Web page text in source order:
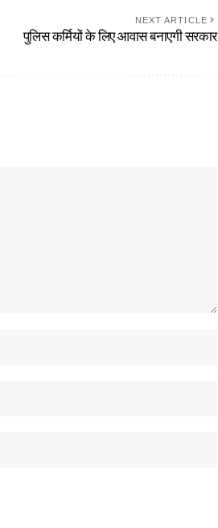
NEXT ARTICLE
पुलिस कर्मियों के लिए आवास बनाएगी सरकार